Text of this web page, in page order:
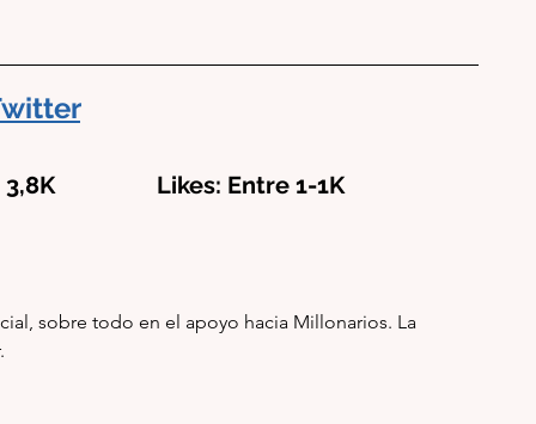
Likes: Entre 1-1K
sobre todo en el apoyo hacia Millonarios. La